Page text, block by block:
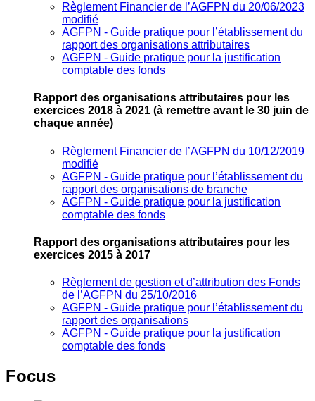
Règlement Financier de l’AGFPN du 20/06/2023
modifié
AGFPN ‐ Guide pratique pour l’établissement du
rapport des organisations attributaires
AGFPN ‐ Guide pratique pour la justification
comptable des fonds
Rapport des organisations attributaires pour les
exercices 2018 à 2021 (à remettre avant le 30 juin de
chaque année)
Règlement Financier de l’AGFPN du 10/12/2019
modifié
AGFPN ‐ Guide pratique pour l’établissement du
rapport des organisations de branche
AGFPN ‐ Guide pratique pour la justification
comptable des fonds
Rapport des organisations attributaires pour les
exercices 2015 à 2017
Règlement de gestion et d’attribution des Fonds
de l’AGFPN du 25/10/2016
AGFPN ‐ Guide pratique pour l’établissement du
rapport des organisations
AGFPN ‐ Guide pratique pour la justification
comptable des fonds
Focus